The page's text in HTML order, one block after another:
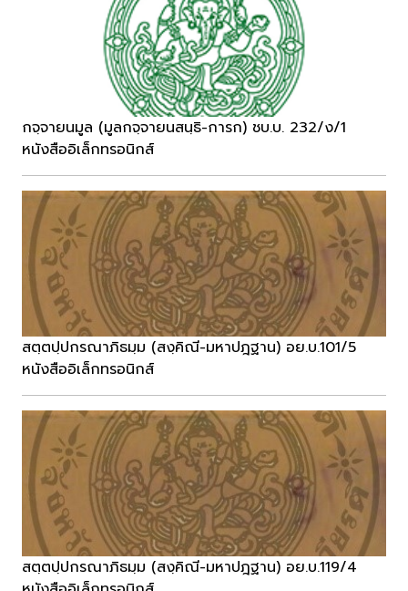
กจฺจายนมูล (มูลกจฺจายนสนฺธิ-การก) ชบ.บ. 232/ง/1
หนังสืออิเล็กทรอนิกส์
สตฺตปฺปกรณาภิธมฺม (สงฺคิณี-มหาปฎฐาน) อย.บ.101/5
หนังสืออิเล็กทรอนิกส์
สตฺตปฺปกรณาภิธมฺม (สงฺคิณี-มหาปฎฐาน) อย.บ.119/4